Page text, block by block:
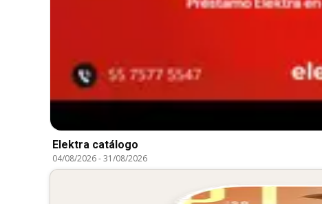
Elektra catálogo
04/08/2026-31/08/2026